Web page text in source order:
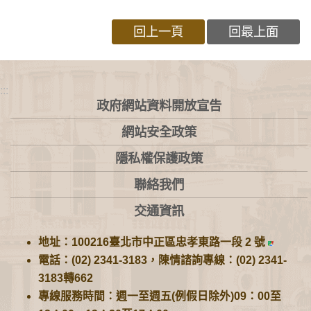
回上一頁 回最上面
:::
政府網站資料開放宣告
網站安全政策
隱私權保護政策
聯絡我們
交通資訊
地址：100216臺北市中正區忠孝東路一段 2 號
電話：(02) 2341-3183，陳情諮詢專線：(02) 2341-
3183轉662
專線服務時間：週一至週五(例假日除外)09：00至